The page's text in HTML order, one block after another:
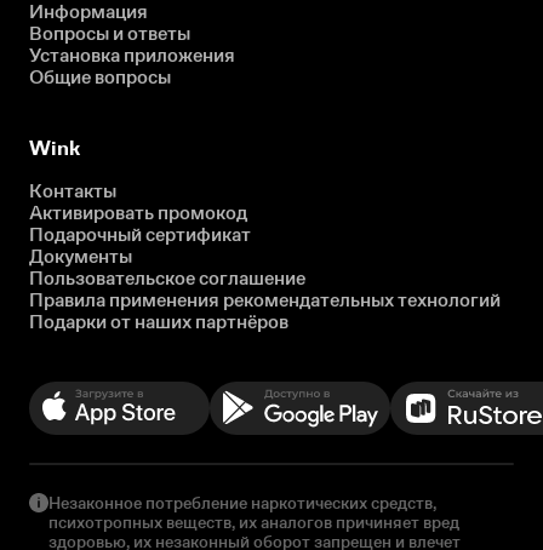
Информация
Вопросы и ответы
Установка приложения
Общие вопросы
Wink
Контакты
Активировать промокод
Подарочный сертификат
Документы
Пользовательское соглашение
Правила применения рекомендательных технологий
Подарки от наших партнёров
Незаконное потребление наркотических средств,
психотропных веществ, их аналогов причиняет вред
здоровью, их незаконный оборот запрещен и влечет